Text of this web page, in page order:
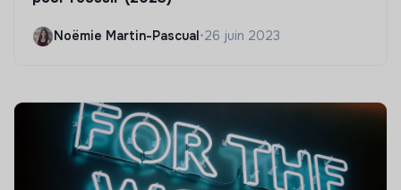
Noëmie Martin-Pascual •26 juin 2023